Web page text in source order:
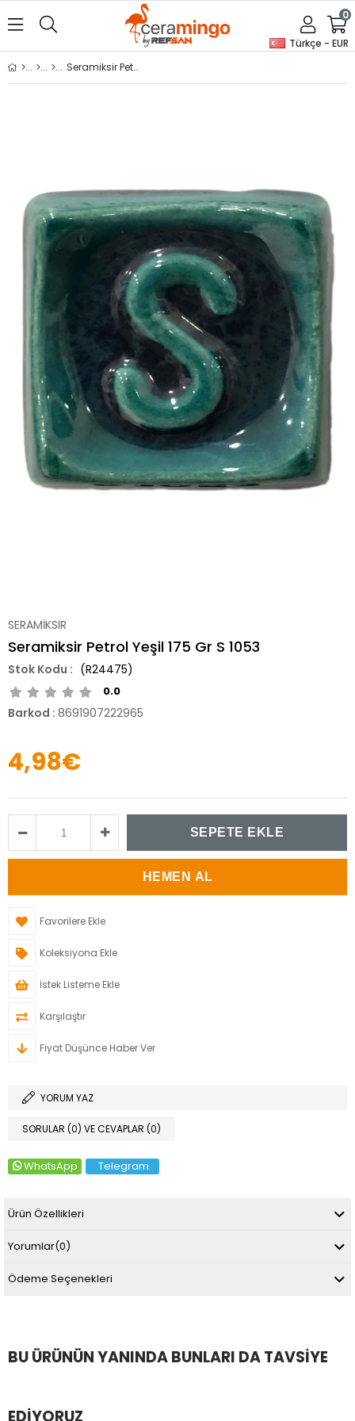
Türkçe - EUR
0
Seramiksir Petrol Yeşil 175 Gr S 1053
SERAMİKSIR
Seramiksir Petrol Yeşil 175 Gr S 1053
(R24475)
0.0
Barkod : 8691907222965
4,98€
Favorilere Ekle
Koleksiyona Ekle
İstek Listeme Ekle
Karşılaştır
Fiyat Düşünce Haber Ver
YORUM YAZ
SORULAR (0) VE CEVAPLAR (0)
WhatsApp Telegram
Ürün Özellikleri
Yorumlar(0)
Ödeme Seçenekleri
BU ÜRÜNÜN YANINDA BUNLARI DA TAVSIYE
EDIYORUZ